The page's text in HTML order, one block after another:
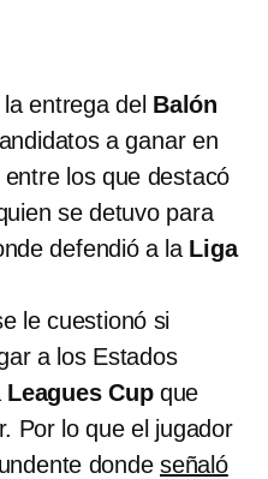
entrega del Balón
a ganar en
los que destacó
se detuvo para
defendió a la Liga
le cuestionó si
a los Estados
Leagues Cupque
Por lo que el jugador
donde señaló